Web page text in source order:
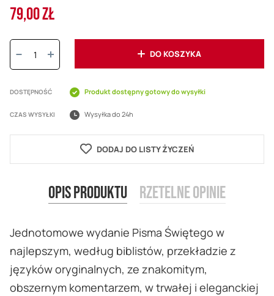
Cena
79,00 ZŁ
Price
Ilość:
DO KOSZYKA
DOSTĘPNOŚĆ Produkt dostępny gotowy do wysyłki
CZAS WYSYŁKI Wysyłka do 24h
DODAJ DO LISTY ŻYCZEŃ
Opis produktu
Jednotomowe wydanie Pisma Świętego w
najlepszym, według biblistów, przekładzie z
języków oryginalnych, ze znakomitym,
obszernym komentarzem, w trwałej i eleganckiej
Rzetelne opinie